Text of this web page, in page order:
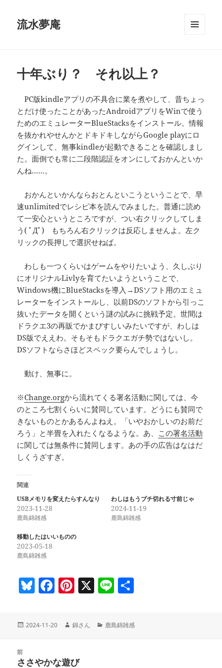
流水夢庵
十年ぶり？ それ以上？
PC版kindleアプリの不具合に業を煮やして、昔ちょっ
とだけ使ったことがあったAndroidアプリをWinで使う
ためのエミュレーターBlueStacksをインストール。情報
を抜かれやせんかとドキドキしながらGoogle playにロ
グインして、無事kindleが起動できることを確認しまし
た。面倒でも常に二段階認証をオンにしておかんといか
んね……。
おかんといかんならおとんといこうということで、早
速unlimitedでレシピ本を読んでみました。普通に読め
て一安心というところですが、つい右クリックしてしま
う( ﾟДﾟ) もちろん右クリックは反応しませんよ。左ク
リックの長押しで選択せねば。
わしも一つくらいはゲームをやりたいよう、久しぶり
にオリジナルLivlyを育てたいようということで、
Windows機にBlueStacksを導入→DSソフト用のエミュ
レーターをインストールし、以前DSのソフトから引っこ
抜いたデータを開くという謎の試みに挑戦予定。世間は
ドラクエ3の再販でかまびすしいみたいですが、わしは
DS版でええわ。そもそもドラクエガチ勢ではないし。
DSソフトならさほどスペック要らんでしょうし。
動け、無事に。
※Change.orgから流れてくる署名活動に関しては、今
のところ七割くらいに賛同しています。どうにも賛同で
きないものとかあるんよねえ。「いやおかしいのお前だ
ろう」と半畳を入れたくなるような。あ、 この署名活動
に関しては無条件に賛同します。あの手の広告はなはだ
しくうざすぎ。
関連
USBメモリを変えたらすんなり
2023-11-28
鹿島錦雑感
わしはもうブチ切れる寸前じゃ
2024-11-19
鹿島錦雑感
移動したはいいものの
2023-05-18
鹿島錦雑感
Bl
es
k
F
c
e
Pi
er
es
X Li
e
投
2024-11-20
作
錦さん
カ
鹿島錦雑感
前
前
ささやかな遊び